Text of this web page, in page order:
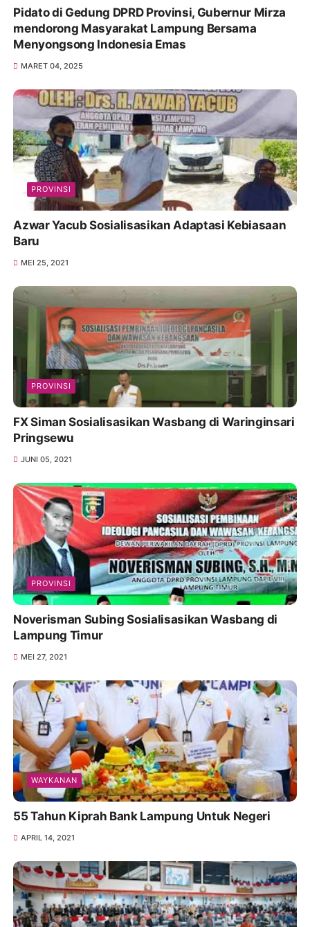
Pidato di Gedung DPRD Provinsi, Gubernur Mirza
mendorong Masyarakat Lampung Bersama
Menyongsong Indonesia Emas
MARET 04, 2025
PROVINSI
Azwar Yacub Sosialisasikan Adaptasi Kebiasaan
Baru
MEI 25, 2021
PROVINSI
FX Siman Sosialisasikan Wasbang di Waringinsari
Pringsewu
JUNI 05, 2021
PROVINSI
Noverisman Subing Sosialisasikan Wasbang di
Lampung Timur
MEI 27, 2021
WAYKANAN
55 Tahun Kiprah Bank Lampung Untuk Negeri
APRIL 14, 2021